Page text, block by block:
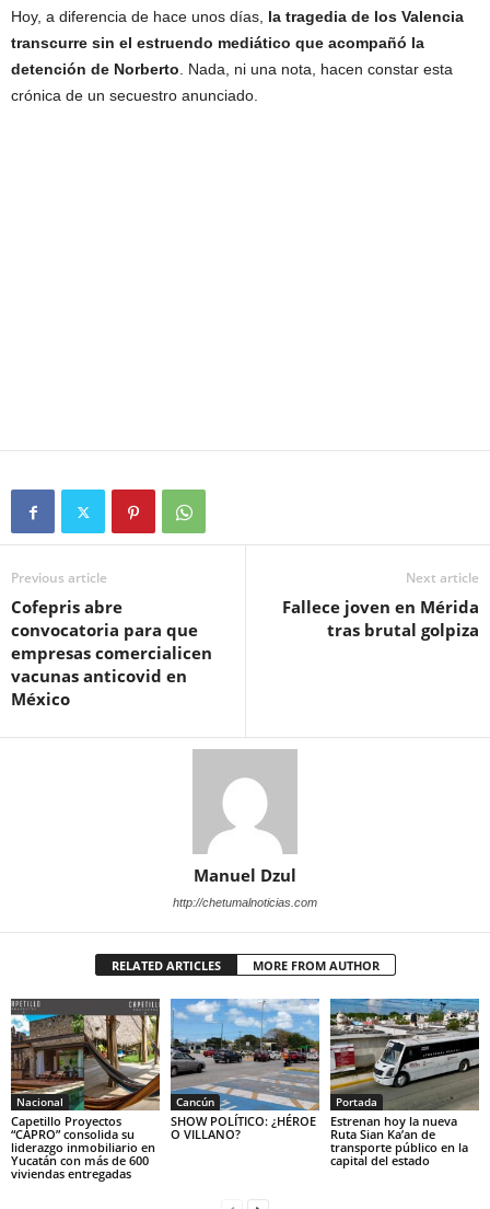
Hoy, a diferencia de hace unos días, la tragedia de los Valencia
transcurre sin el estruendo mediático que acompañó la
detención de Norberto. Nada, ni una nota, hacen constar esta
crónica de un secuestro anunciado.
Previous article
Cofepris abre
convocatoria para que
empresas comercialicen
vacunas anticovid en
México
Next article
Fallece joven en Mérida
tras brutal golpiza
Manuel Dzul
http://chetumalnoticias.com
RELATED ARTICLES MORE FROM AUTHOR
Nacional
Capetillo Proyectos
“CAPRO” consolida su
liderazgo inmobiliario en
Yucatán con más de 600
viviendas entregadas
Cancún
SHOW POLÍTICO: ¿HÉROE
O VILLANO?
Portada
Estrenan hoy la nueva
Ruta Sian Ka’an de
transporte público en la
capital del estado